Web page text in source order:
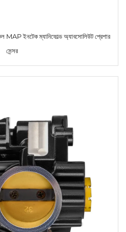
ইনটেক ম্যানিফোল্ড অ্যাবসোলিউট প্রেশার
সেন্সর